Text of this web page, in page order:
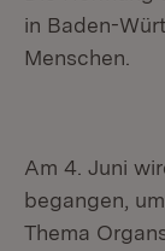
in Baden-
Menschen.
Am 4. Juni
begangen,
Thema